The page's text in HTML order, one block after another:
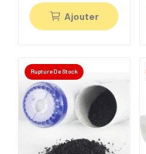
Ajouter
Rupture De Stock